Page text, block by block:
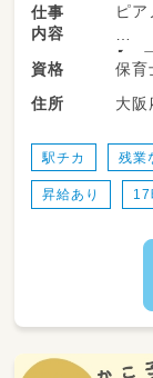
仕事
内容
ピ
【一
資格
住所
大阪
駅チカ 残業
昇給あり 17